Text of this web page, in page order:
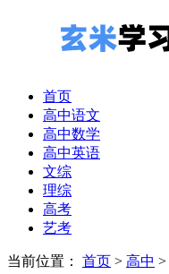
首页
高中语文
高中数学
高中英语
文综
理综
高考
艺考
当前位置： 首页 > 高中 >